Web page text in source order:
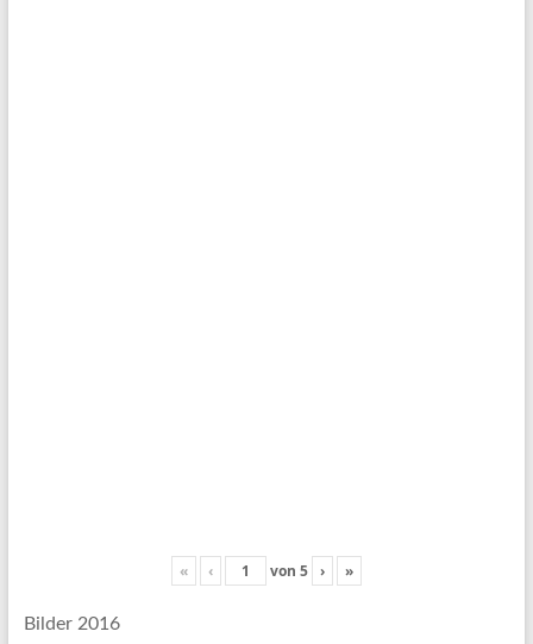
« ‹ von 5 › »
Bilder 2016